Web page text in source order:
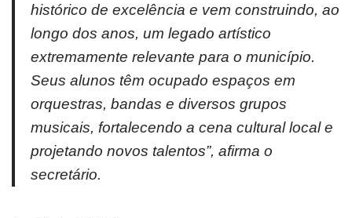
histórico de excelência e vem construindo, ao
longo dos anos, um legado artístico
extremamente relevante para o município.
Seus alunos têm ocupado espaços em
orquestras, bandas e diversos grupos
musicais, fortalecendo a cena cultural local e
projetando novos talentos”, afirma o
secretário.